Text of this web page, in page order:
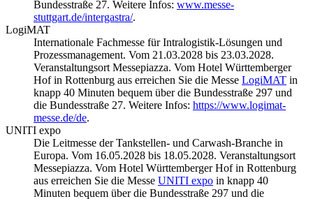
Bundesstraße 27. Weitere Infos: www.messe-
stuttgart.de/intergastra/.
LogiMAT
Internationale Fachmesse für Intralogistik-Lösungen und
Prozessmanagement. Vom 21.03.2028 bis 23.03.2028.
Veranstaltungsort Messepiazza. Vom Hotel Württemberger
Hof in Rottenburg aus erreichen Sie die Messe LogiMAT in
knapp 40 Minuten bequem über die Bundesstraße 297 und
die Bundesstraße 27. Weitere Infos: https://www.logimat-
messe.de/de.
UNITI expo
Die Leitmesse der Tankstellen- und Carwash-Branche in
Europa. Vom 16.05.2028 bis 18.05.2028. Veranstaltungsort
Messepiazza. Vom Hotel Württemberger Hof in Rottenburg
aus erreichen Sie die Messe UNITI expo in knapp 40
Minuten bequem über die Bundesstraße 297 und die